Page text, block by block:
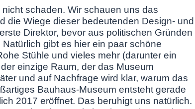
schaden. Wir schauen uns das
die Wiege dieser bedeutenden Design- und
Direktor, bevor aus politischen Gründen
gibt es hier ein paar schöne
Stühle und vieles mehr (darunter ein
einzige Raum, der das Museum
und auf Nachfrage wird klar, warum das
Bauhaus-Museum entsteht gerade
2017 eröffnet. Das beruhigt uns natürlich.